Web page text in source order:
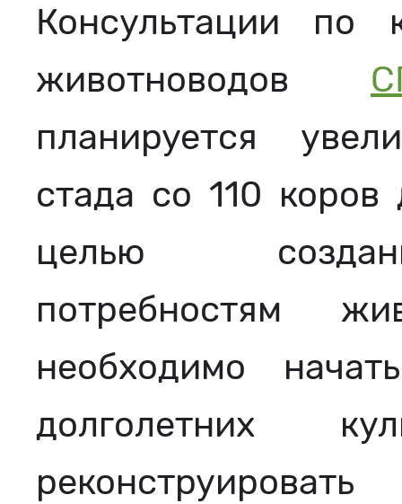
Консультации по
животноводов
планируется
стада со 110
целью
потребностям
необходимо
долголетних